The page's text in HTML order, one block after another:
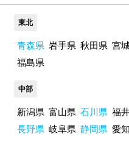
東北
青森県 岩手県 秋田県 宮
福島県
中部
新潟県 富山県 石川県 福
長野県 岐阜県 静岡県 愛